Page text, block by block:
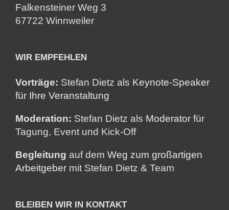
Falkensteiner Weg 3
67722 Winnweiler
WIR EMPFEHLEN
Vorträge: Stefan Dietz als Keynote-Speaker
für Ihre Veranstaltung
Moderation: Stefan Dietz als Moderator für
Tagung, Event und Kick-Off
Begleitung auf dem Weg zum großartigen
Arbeitgeber mit Stefan Dietz & Team
BLEIBEN WIR IN KONTAKT